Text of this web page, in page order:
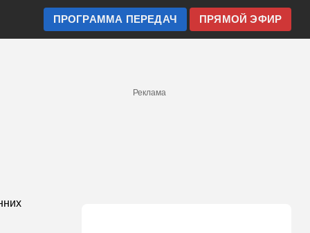
ПРЯМОЙ ЭФИР
ПРОГРАММА ПЕРЕДАЧ
Реклама